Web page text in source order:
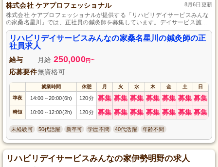
株式会社 ケアプロフェッショナル 8月6日更新
株式会社 ケアプロフェッショナルが提供する「リハビリデイサービスみんな
の家桑名星川」では、正社員の鍼灸師を募集しています。デイサービス施設
での業務を通じて、多くの方々に健康と癒しを提供するやりがいのあるお仕
事です。専門知識と技術を活かして地域社会に貢献できるチャンスです。あ
なたの経験と資格を活かして、私たちと一緒に働きませんか？応募をお待ち
しております。
リハビリデイサービスみんなの家桑名星川の鍼灸師の正
社員求人
給与 月給 250,000円~
応募要件無資格可
就業時間 休憩 月 火 水 木 金 土 日
準夜 14:00 ～20:00(6h) 120分 募集 募集 募集 募集 募集 募集 募集
時短 10:00 ～ 12:00(2h) 120分 募集 募集 募集 募集 募集 募集 募集
未経験可 50代活躍 新卒可 学歴不問 40代活躍 年齢不問
リハビリデイサービスみんなの家伊勢明野の求人